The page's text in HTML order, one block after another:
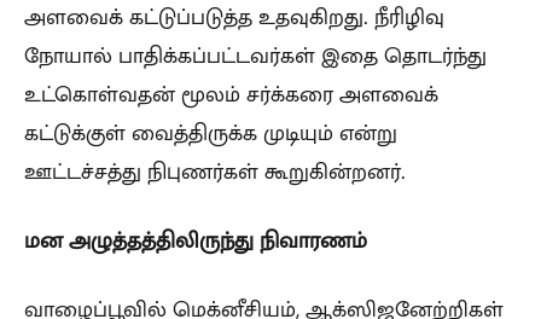
அளவைக் கட்டுப்படுத்த உதவுகிறது. நீரிழிவு
நோயால் பாதிக்கப்பட்டவர்கள் இதை தொடர்ந்து
உட்கொள்வதன் மூலம் சர்க்கரை அளவைக்
கட்டுக்குள் வைத்திருக்க முடியும் என்று
ஊட்டச்சத்து நிபுணர்கள் கூறுகின்றனர்.
மன அழுத்தத்திலிருந்து நிவாரணம்
வாழைப்பூவில் மெக்னீசியம், ஆக்ஸிஜனேற்றிகள்